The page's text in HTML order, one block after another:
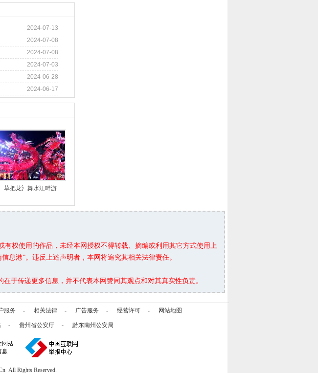
2024-07-13
2024-07-08
2024-07-08
2024-07-03
2024-06-28
2024-06-17
草把龙氵舞水江畔游
权使用的作品，未经本网授权不得转载、摘编或利用其它方式使用上
息港”。违反上述声明者，本网将追究其相关法律责任。
于传递更多信息，并不代表本网赞同其观点和对其真实性负责。
服务 - 相关法律 - 广告服务 - 经营许可 - 网站地图
- 贵州省公安厅 - 黔东南州公安局
All Rights Reserved.